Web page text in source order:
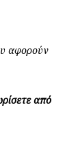
αφορούν
από